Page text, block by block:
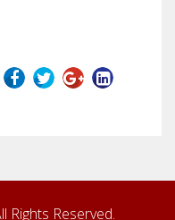
Rights Reserved.